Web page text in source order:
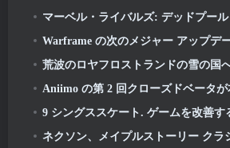
マーベル・ライバルズ: デッドプー
Warframe の次のメジャー アップデート, 「ザ・シャドウ
荒波のロヤフロストランドの雪の国への旅
Aniimo の第 2 回クローズドベータ
9 シングススケート. ゲームを改善するために追加
ネクソン、メイプルストーリー クラシック ワールドの短いグローバ